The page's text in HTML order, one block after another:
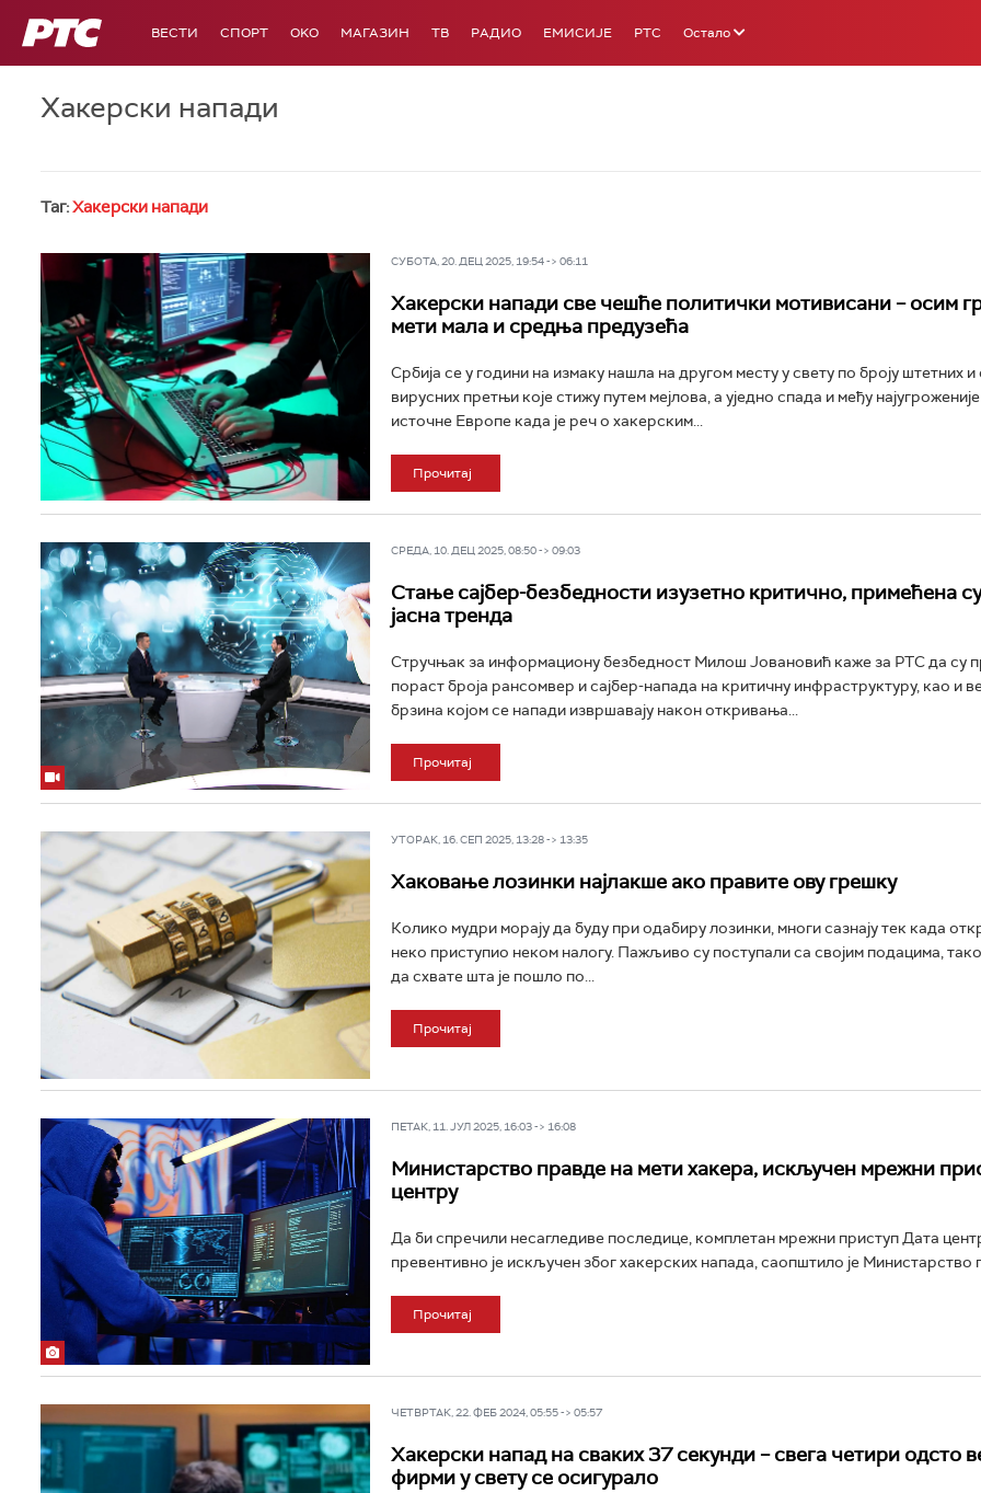
РТС ВЕСТИ СПОРТ OKO МАГАЗИН ТВ РАДИО ЕМИСИЈЕ РТС Остало
Хакерски напади
Таг:Хакерски напади
СУБОТА, 20. ДЕЦ 2025, 19:54 -> 06:11
Хакерски напади све чешће политички мотивисани – осим
мети мала и средња предузећа
Србија се у години на измаку нашла на другом месту у свету по броју штетних
вирусних претњи које стижу путем мејлова, а уједно спада и међу
источне Европе када је реч о хакерским...
Прочитај
СРЕДА, 10. ДЕЦ 2025, 08:50 -> 09:03
Стање сајбер-безбедности изузетно критично, примећена
јасна тренда
Стручњак за информациону безбедност Милош Јовановић каже за РТС да су
пораст броја рансомвер и сајбер-напада на критичну инфраструктуру, као и
брзина којом се напади извршавају након откривања...
Прочитај
УТОРАК, 16. СЕП 2025, 13:28 -> 13:35
Хаковање лозинки најлакше ако правите ову грешку
Колико мудри морају да буду при одабиру лозинки, многи сазнају тек када
неко приступио неком налогу. Пажљиво су поступали са својим подацима,
да схвате шта је пошло по...
Прочитај
ПЕТАК, 11. ЈУЛ 2025, 16:03 -> 16:08
Министарство правде на мети хакера, искључен мрежни
центру
Да би спречили несагледиве последице, комплетан мрежни приступ Дата
превентивно је искључен због хакерских напада, саопштило је Министарство
Прочитај
ЧЕТВРТАК, 22. ФЕБ 2024, 05:55 -> 05:57
Хакерски напад на сваких 37 секунди – свега четири одсто
фирми у свету се осигурало